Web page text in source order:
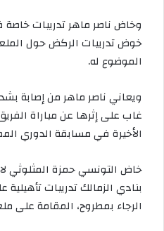
وخاض ناصر ماهر تدريبات خاصة
خوض تدريبات الركض حول
الموضوع له.
ويعاني ناصر ماهر من إصابة
غاب على إثرها عن مباراة
الأخيرة في مسابقة الدوري
خاض التونسي حمزة المثلوثي
بنادي الزمالك تدريبات
الرجاء بمطروح، المقامة على